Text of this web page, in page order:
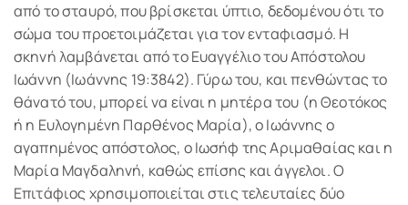
από το σταυρό, που βρίσκεται ύπτιο, δεδομένου ότι το
σώμα του προετοιμάζεται για τον ενταφιασμό. Η
σκηνή λαμβάνεται από το Ευαγγέλιο του Απόστολου
Ιωάννη (Ιωάννης 19:3842). Γύρω του, και πενθώντας το
θάνατό του, μπορεί να είναι η μητέρα του (η Θεοτόκος
ή η Ευλογημένη Παρθένος Μαρία), ο Ιωάννης ο
αγαπημένος απόστολος, ο Ιωσήφ της Αριμαθαίας και η
Μαρία Μαγδαληνή, καθώς επίσης και άγγελοι. Ο
Επιτάφιος χρησιμοποιείται στις τελευταίες δύο